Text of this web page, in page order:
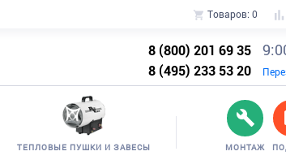
Товаров: 0
8 (800) 201 69 35
8 (495) 233 53 20
ТЕПЛОВЫЕ ПУШКИ И ЗАВЕСЫ МОНТАЖ